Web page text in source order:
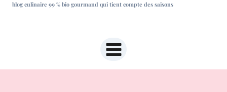
blog culinaire 99 % bio gourmand qui tient compte des saisons